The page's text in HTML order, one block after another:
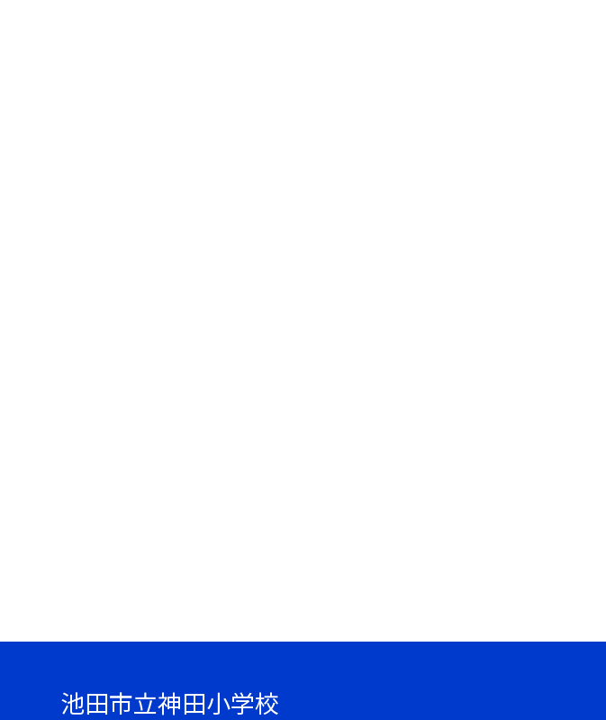
池田市立神田小学校